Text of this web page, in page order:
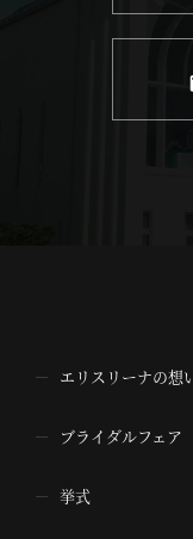
エリスリーナの想
ブライダルフェア
挙式